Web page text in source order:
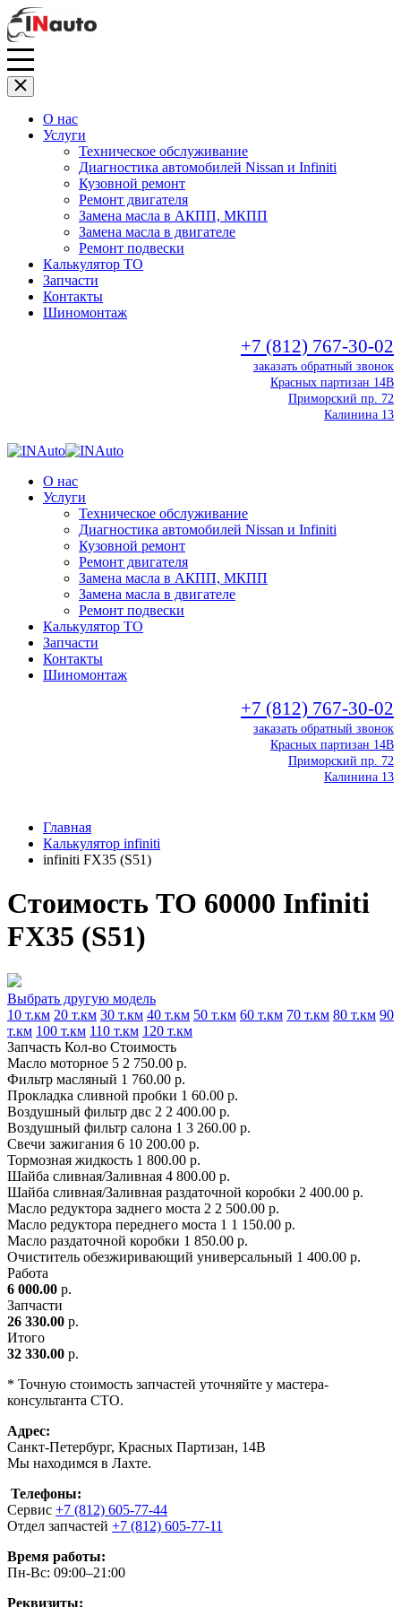
О нас
Услуги
Техническое обслуживание
Диагностика автомобилей Nissan и Infiniti
Кузовной ремонт
Ремонт двигателя
Замена масла в АКПП, МКПП
Замена масла в двигателе
Ремонт подвески
Калькулятор ТО
Запчасти
Контакты
Шиномонтаж
+7 (812) 767-30-02
заказать обратный звонок
Красных партизан 14В
Приморский пр. 72
Калинина 13
О нас
Услуги
Техническое обслуживание
Диагностика автомобилей Nissan и Infiniti
Кузовной ремонт
Ремонт двигателя
Замена масла в АКПП, МКПП
Замена масла в двигателе
Ремонт подвески
Калькулятор ТО
Запчасти
Контакты
Шиномонтаж
+7 (812) 767-30-02
заказать обратный звонок
Красных партизан 14В
Приморский пр. 72
Калинина 13
Главная
Калькулятор infiniti
infiniti FX35 (S51)
Стоимость ТО 60000 Infiniti
FX35 (S51)
Выбрать другую модель
10 т.км 20 т.км 30 т.км 40 т.км 50 т.км 60 т.км 70 т.км 80 т.км 90
т.км 100 т.км 110 т.км 120 т.км
Запчасть Кол-во Стоимость
Масло моторное 5 2 750.00 р.
Фильтр масляный 1 760.00 р.
Прокладка сливной пробки 1 60.00 р.
Воздушный фильтр двс 2 2 400.00 р.
Воздушный фильтр салона 1 3 260.00 р.
Свечи зажигания 6 10 200.00 р.
Тормозная жидкость 1 800.00 р.
Шайба сливная/Заливная 4 800.00 р.
Шайба сливная/Заливная раздаточной коробки 2 400.00 р.
Масло редуктора заднего моста 2 2 500.00 р.
Масло редуктора переднего моста 1 1 150.00 р.
Масло раздаточной коробки 1 850.00 р.
Очиститель обезжиривающий универсальный 1 400.00 р.
Работа
6 000.00 р.
Запчасти
26 330.00 р.
Итого
32 330.00 р.
* Точную стоимость запчастей уточняйте у мастера-
консультанта СТО.
Адрес:
Санкт-Петербург, Красных Партизан, 14В
Мы находимся в Лахте.
Телефоны:
Сервис +7 (812) 605-77-44
Отдел запчастей +7 (812) 605-77-11
Время работы:
Пн-Вс: 09:00–21:00
Реквизиты: